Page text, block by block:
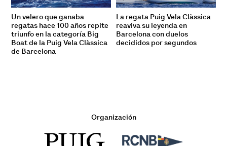
Un velero que ganaba
regatas hace 100 años repite
triunfo en la categoría Big
Boat de la Puig Vela Clàssica
de Barcelona
La regata Puig Vela Clàssica
reaviva su leyenda en
Barcelona con duelos
decididos por segundos
Organización